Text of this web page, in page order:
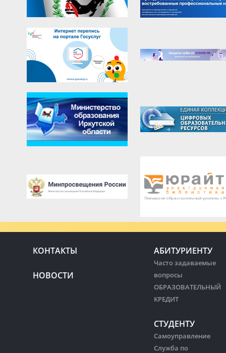
КОНТАКТЫ
НОВОСТИ
АБИТУРИЕНТУ
Часто задаваемые
вопросы
ОБРАЗОВАТЕЛЬНЫЙ
КРЕДИТ
СТУДЕНТУ
Самоуправление
Служба по